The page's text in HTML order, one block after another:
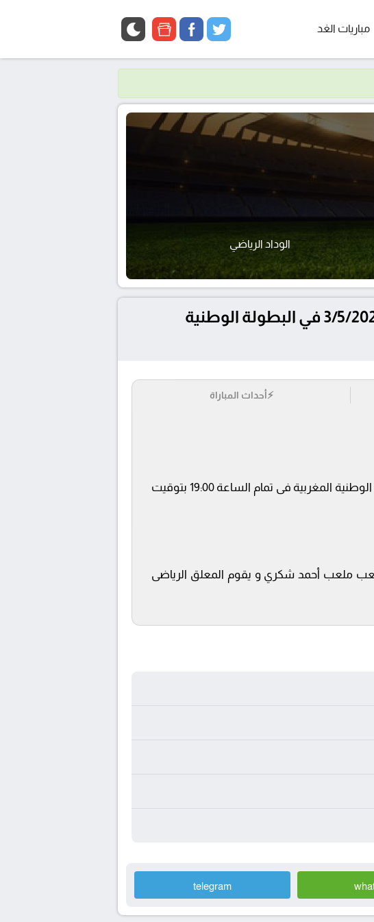
مباريات الغد twitter
facebook
google
الوداد الرياضي
تفاصيل وموعد مباراة نهضة الزمامرة و الوداد الرياضي بتاريخ 3/5/2026 في البطولة الوطنية
⚡أحداث المباراة
يلتقى اليوم 3/5/2026 كلا من نادى نهضة الزمامرة و الوداد الرياضي فى بطولة البطولة الوطنية المغربية فى تمام الساعة 19:00 بتوقيت
ملعب ملعب أحمد شكري و يقوم المعلق الرياضى
telegram